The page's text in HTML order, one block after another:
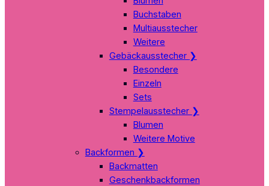
Buchstaben
Multiausstecher
Weitere
Gebäckausstecher ❯
Besondere
Einzeln
Sets
Stempelausstecher ❯
Blumen
Weitere Motive
Backformen ❯
Backmatten
Geschenkbackformen